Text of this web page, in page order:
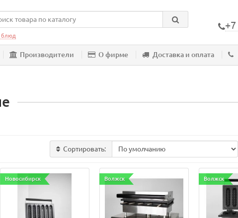
блюд
Производители О фирме Доставка и оплата
Сортировать:
Новосибирск Волжск Волжск